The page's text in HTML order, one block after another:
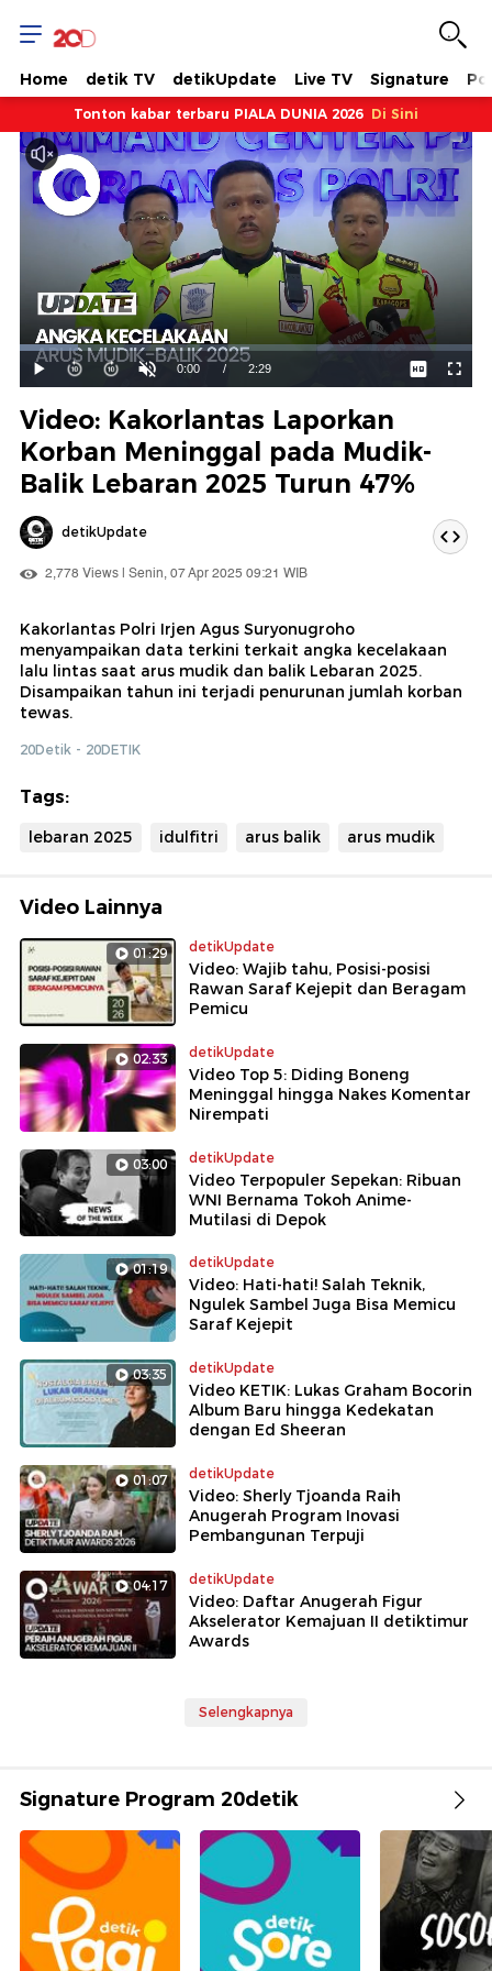
Home detik TV detikUpdate Live TV Signature
Tonton kabar terbaru PIALA DUNIA 2026 Di Sini
Mainkan
Suara
Hidup
Waktu
ini
0:00 / Durasi
2:29
Dimuat:
12.86%
Video: Kakorlantas Laporkan
Korban Meninggal pada Mudik-
Balik Lebaran 2025 Turun 47%
detikUpdate
2,778 Views | Senin, 07 Apr 2025 09:21 WIB
Kakorlantas Polri Irjen Agus Suryonugroho
menyampaikan data terkini terkait angka kecelakaan
lalu lintas saat arus mudik dan balik Lebaran 2025.
Disampaikan tahun ini terjadi penurunan jumlah korban
tewas.
20Detik - 20DETIK
Tags:
lebaran 2025 idulfitri arus balik arus mudik
Video Lainnya
01:29 detikUpdate
Video: Wajib tahu, Posisi-posisi
Rawan Saraf Kejepit dan Beragam
Pemicu
02:33 detikUpdate
Video Top 5: Diding Boneng
Meninggal hingga Nakes Komentar
Nirempati
03:00 detikUpdate
Video Terpopuler Sepekan: Ribuan
WNI Bernama Tokoh Anime-
Mutilasi di Depok
01:19 detikUpdate
Video: Hati-hati! Salah Teknik,
Ngulek Sambel Juga Bisa Memicu
Saraf Kejepit
03:35 detikUpdate
Video KETIK: Lukas Graham Bocorin
Album Baru hingga Kedekatan
dengan Ed Sheeran
01:07 detikUpdate
Video: Sherly Tjoanda Raih
Anugerah Program Inovasi
Pembangunan Terpuji
04:17 detikUpdate
Video: Daftar Anugerah Figur
Akselerator Kemajuan II detiktimur
Awards
Selengkapnya
Signature Program 20detik